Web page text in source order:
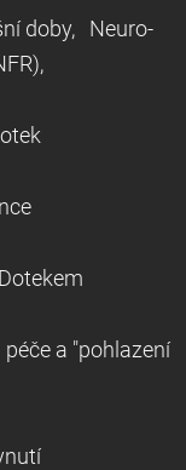
doby, Neuro-
péče a "pohlazení